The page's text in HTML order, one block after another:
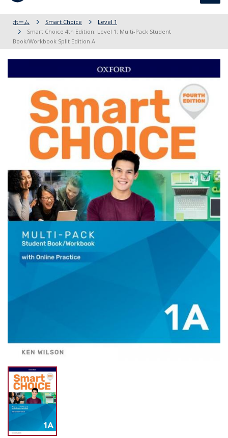
ホーム Smart Choice
Level 1
Smart Choice 4th Edition: Level 1: Multi-Pack Student
Book/Workbook Split Edition A